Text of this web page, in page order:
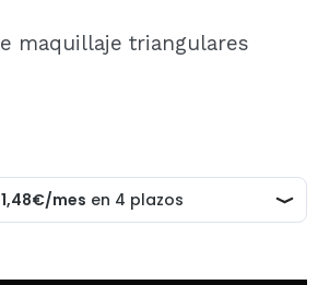
Maquillalia.com podrás realizar
revisar el estado de tus
maquillaje triangulares